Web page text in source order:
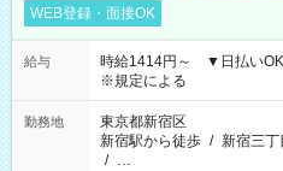
WEB登録・面接OK
給与
時給1414円～ ▼日払い
※規定による
勤務地
東京都新宿区
新宿駅から徒歩 / 新宿三丁
/ …